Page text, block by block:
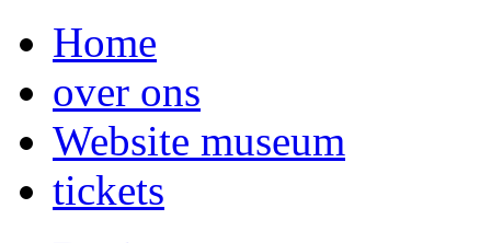
Home
over ons
Website museum
tickets